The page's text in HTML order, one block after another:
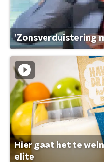
'Zonsverduistering
Hier gaat het te
elite